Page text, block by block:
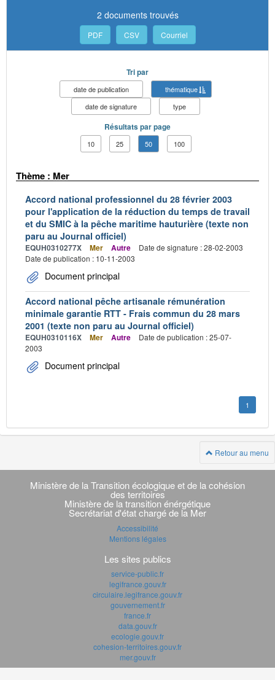
2 documents trouvés
PDF CSV Courriel
Tri par
date de publication
thématique
date de signature
type
Résultats par page
10 25 50 100
Thème : Mer
Accord national professionnel du 28 février 2003
pour l'application de la réduction du temps de travail
et du SMIC à la pêche maritime hauturière (texte non
paru au Journal officiel)
EQUH0310277X Mer Autre
Date de signature : 28-02-2003
Date de publication : 10-11-2003
Document principal
Accord national pêche artisanale rémunération
minimale garantie RTT - Frais commun du 28 mars
2001 (texte non paru au Journal officiel)
EQUH0310116X Mer Autre
Date de publication : 25-07-
2003
Document principal
1
Retour au menu
Navigation
transverse
Ministère de la Transition écologique et de la cohésion
des territoires
Ministère de la transition énérgétique
Secrétariat d'état chargé de la Mer
Accessibilité
Mentions légales
Les sites publics
service-public.fr
legifrance.gouv.fr
circulaire.legifrance.gouv.fr
gouvernement.fr
france.fr
data.gouv.fr
ecologie.gouv.fr
cohesion-territoires.gouv.fr
mer.gouv.fr